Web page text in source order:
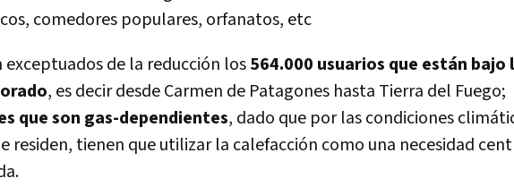
comedores populares, orfanatos, etc
exceptuados de la reducción los564.000 usuarios que están bajo
, es decir desde Carmen de Patagones hasta Tierra del Fuego;
que son gas-dependientes, dado que por las condiciones
residen, tienen que utilizar la calefacción como una necesidad